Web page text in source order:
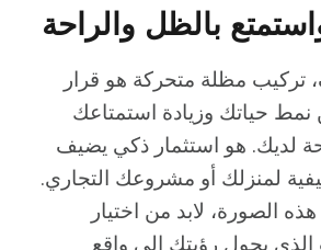
بالظل والراحة
تركيب مظلة متحركة هو قرار
حياتك وزيادة استمتاعك
لديك. هو استثمار ذكي يضيف
لمنزلك أو مشروعك التجاري.
الصورة، لابد من اختيار
يحول رؤيتك إلى واقع